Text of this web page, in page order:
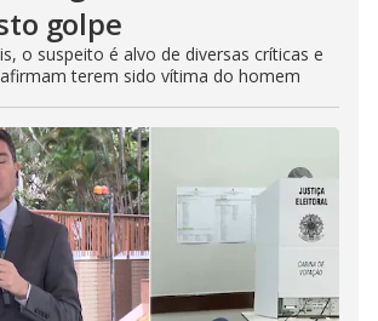
golpe
o suspeito é alvo de diversas críticas e
terem sido vítima do homem